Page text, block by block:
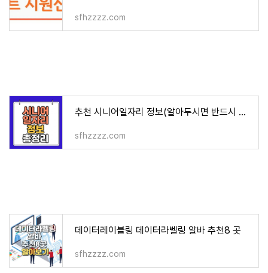
sfhzzzz.com
추천 시니어일자리 정보(알아두시면 반드시 도움이 됩니다)
sfhzzzz.com
데이터레이블링 데이터라벨링 알바 추천8 곳
sfhzzzz.com